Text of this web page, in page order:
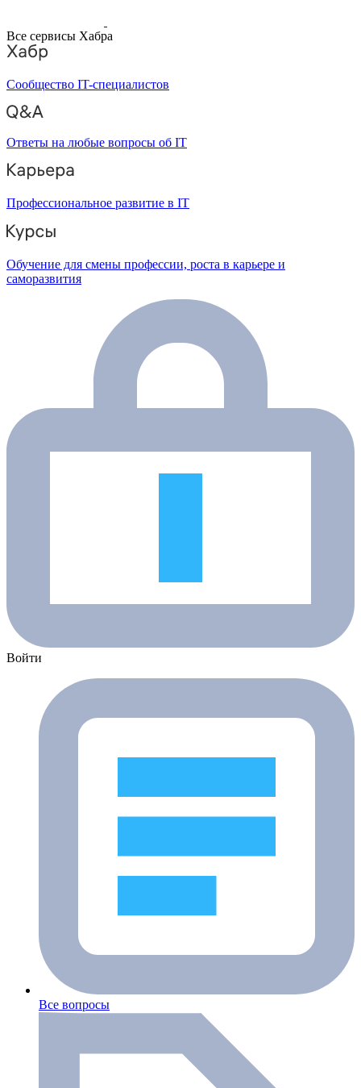
Все сервисы Хабра
Сообщество IT-специалистов
Ответы на любые вопросы об IT
Профессиональное развитие в IT
Обучение для смены профессии, роста в карьере и
саморазвития
Войти
Все вопросы